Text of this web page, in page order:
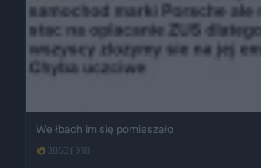
We łbach im się pomieszało
3853 18